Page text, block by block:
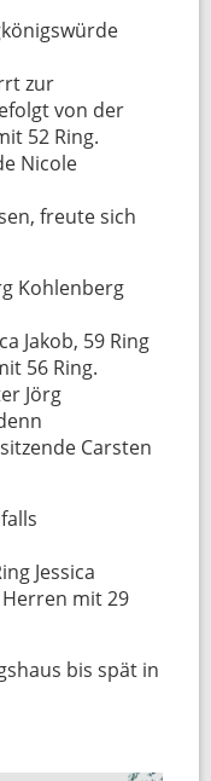
zur
von der
52 Ring.
Nicole
freute sich
Kohlenberg
Jakob, 59 Ring
56 Ring.
Jörg
Carsten
Jessica
mit 29
bis spät in